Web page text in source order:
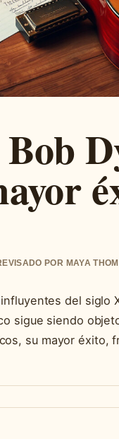
POR MAYA
del siglo
sigue siendo
su mayor éxito,